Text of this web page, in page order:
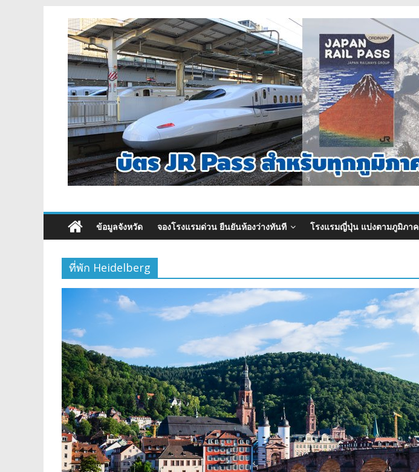
ข้อมูลจังหวัด จองโรงแรมด่วน ยืนยันห้องว่างทันที โรงแรมญี่ปุ่น แบ่งตามภูมิภาค
ที่พัก Heidelberg